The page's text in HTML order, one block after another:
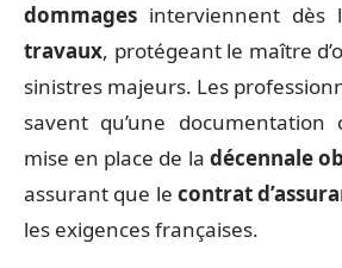
dommages interviennent dès
travaux, protégeant le maître
sinistres majeurs. Les
savent qu’une documentation
mise en place de la décennale
assurant que le contrat
les exigences françaises.